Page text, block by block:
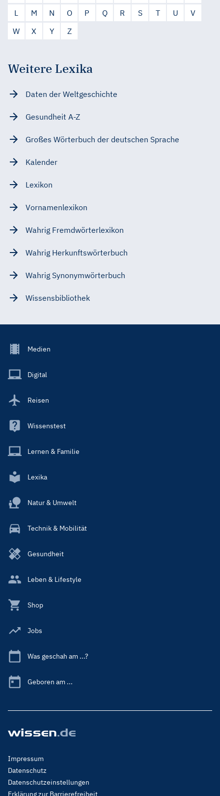
L
M N O P Q R S T U
V
W
X Y Z
Weitere Lexika
Daten der Weltgeschichte
Gesundheit A-Z
Großes Wörterbuch der deutschen Sprache
Kalender
Lexikon
Vornamenlexikon
Wahrig Fremdwörterlexikon
Wahrig Herkunftswörterbuch
Wahrig Synonymwörterbuch
Wissensbibliothek
Footer
Main
Medien
Digital
Reisen
Wissenstest
Lernen & Familie
Lexika
Natur & Umwelt
Technik & Mobilität
Gesundheit
Leben & Lifestyle
Shop
Jobs
Was geschah am ...?
Geboren am ...
Footer
Menu
Legal
Impressum
Datenschutz
Datenschutzeinstellungen
Erklärung zur Barrierefreiheit